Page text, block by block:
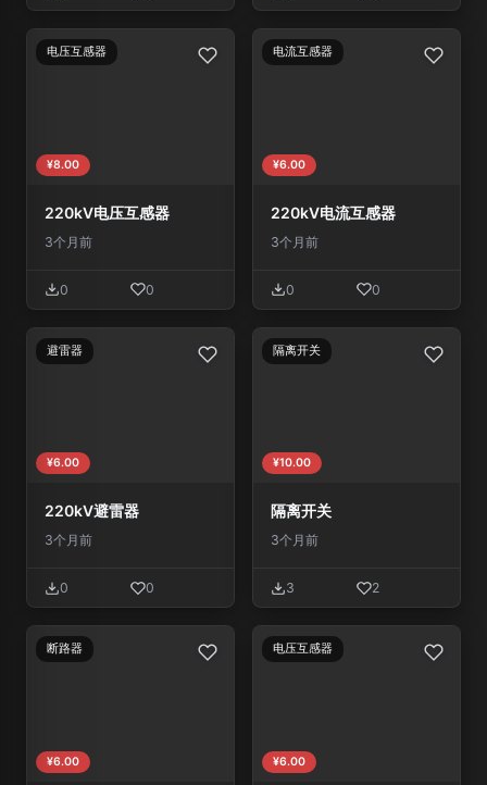
电压互感器
¥8.00
220kV电压互感器
3个月前
0 0
电流互感器
¥6.00
220kV电流互感器
3个月前
0 0
避雷器
¥6.00
220kV避雷器
3个月前
0 0
隔离开关
¥10.00
隔离开关
3个月前
3 2
断路器
¥6.00
电压互感器
¥6.00